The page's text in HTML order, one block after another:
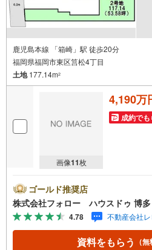
鹿児島本線 「箱崎」駅 徒歩20分
福岡県福岡市東区筥松4丁目
土地177.14m2
画像11枚
4,190万
成約でも
ゴールド推奨店
株式会社フォロー ハウスドゥ 博多
4.78 不動産会社
資料をもらう （無